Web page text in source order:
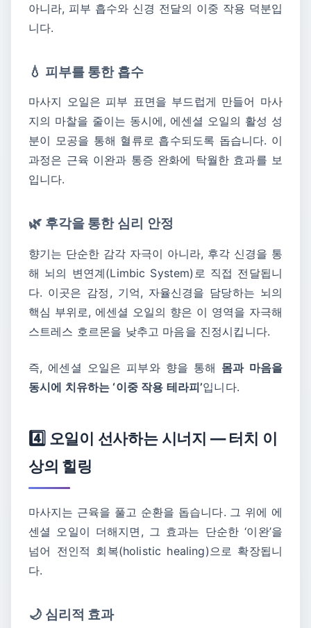
아니라, 피부 흡수와 신경 전달의 이중 작용 덕분입
니다.
💧 피부를 통한 흡수
마사지 오일은 피부 표면을 부드럽게 만들어 마사
지의 마찰을 줄이는 동시에, 에센셜 오일의 활성 성
분이 모공을 통해 혈류로 흡수되도록 돕습니다. 이
과정은 근육 이완과 통증 완화에 탁월한 효과를 보
입니다.
🌿 후각을 통한 심리 안정
향기는 단순한 감각 자극이 아니라, 후각 신경을 통
해 뇌의 변연계(Limbic System)로 직접 전달됩니
다. 이곳은 감정, 기억, 자율신경을 담당하는 뇌의
핵심 부위로, 에센셜 오일의 향은 이 영역을 자극해
스트레스 호르몬을 낮추고 마음을 진정시킵니다.
즉, 에센셜 오일은 피부와 향을 통해 몸과 마음을
동시에 치유하는 ‘이중 작용 테라피’입니다.
4️⃣ 오일이 선사하는 시너지 — 터치 이
상의 힐링
마사지는 근육을 풀고 순환을 돕습니다. 그 위에 에
센셜 오일이 더해지면, 그 효과는 단순한 ‘이완’을
넘어 전인적 회복(holistic healing)으로 확장됩니
다.
🌙 심리적 효과